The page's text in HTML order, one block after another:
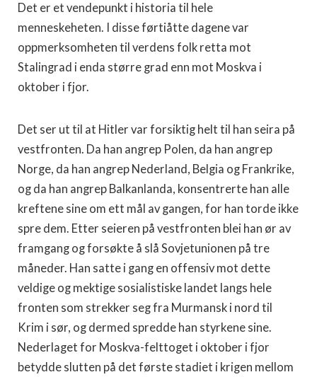
Det er et vendepunkt i historia til hele
menneskeheten. I disse førtiåtte dagene var
oppmerksomheten til verdens folk retta mot
Stalingrad i enda stør­re grad enn mot Moskva i
oktober i fjor.
Det ser ut til at Hitler var forsiktig helt til han seira på
vestfronten. Da han angrep Polen, da han angrep
Norge, da han angrep Nederland, Belgia og Frankrike,
og da han angrep Balkanlanda, konsentrerte han alle
kreftene sine om ett mål av gangen, for han torde ikke
spre dem. Etter seieren på vestfronten blei han ør av
framgang og forsøkte å slå Sovjetunionen på tre
måneder. Han satte i gang en offensiv mot dette
veldige og mektige sosialistiske landet langs hele
fronten som strekker seg fra Murmansk i nord til
Krim i sør, og dermed spredde han styrke­ne sine.
Nederlaget for Moskva-felttoget i oktober i fjor
betydde slut­ten på det første stadiet i krigen mellom